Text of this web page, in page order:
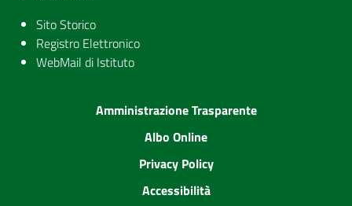
Sito Storico
Registro Elettronico
WebMail di Istituto
Amministrazione Trasparente
Albo Online
Privacy Policy
Accessibilità